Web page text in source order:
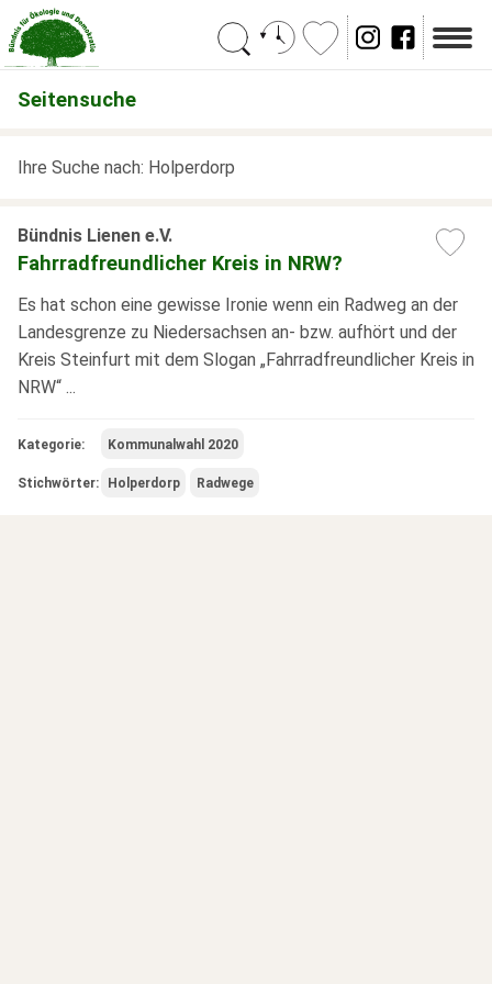
Suchen
Seitensuche
Ihre Suche nach: Holperdorp
Bündnis Lienen e.V.
Fahrradfreundlicher Kreis in NRW?
Es hat schon eine gewisse Ironie wenn ein Radweg an der
Landesgrenze zu Niedersachsen an- bzw. aufhört und der
Kreis Steinfurt mit dem Slogan „Fahrradfreundlicher Kreis in
NRW“ ...
Kategorie: Kommunalwahl 2020
Stichwörter: Holperdorp Radwege